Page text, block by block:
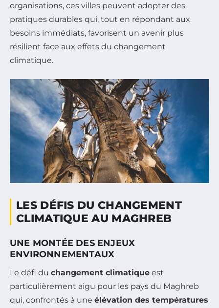
organisations, ces villes peuvent adopter des
pratiques durables qui, tout en répondant aux
besoins immédiats, favorisent un avenir plus
résilient face aux effets du changement
climatique.
LES DÉFIS DU CHANGEMENT
CLIMATIQUE AU MAGHREB
UNE MONTÉE DES ENJEUX
ENVIRONNEMENTAUX
Le défi du changement climatique est
particulièrement aigu pour les pays du Maghreb
qui, confrontés à une élévation des températures